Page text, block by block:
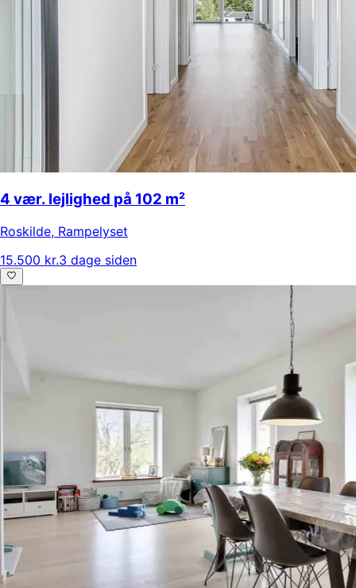
4 vær. lejlighed på 102 m²
Roskilde, Rampelyset
15.500 kr.3 dage siden